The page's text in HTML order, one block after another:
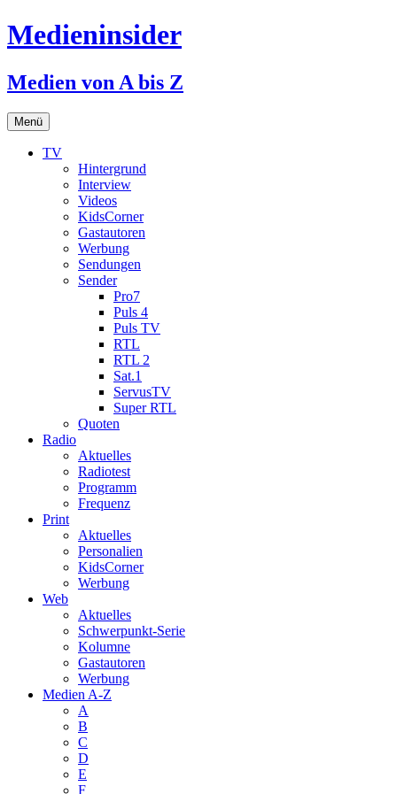
Medieninsider
Medien von A bis Z
Menü Zum
Inhalt
springen
TV
Hintergrund
Interview
Videos
KidsCorner
Gastautoren
Werbung
Sendungen
Sender
Pro7
Puls 4
Puls TV
RTL
RTL 2
Sat.1
ServusTV
Super RTL
Quoten
Radio
Aktuelles
Radiotest
Programm
Frequenz
Print
Aktuelles
Personalien
KidsCorner
Werbung
Web
Aktuelles
Schwerpunkt-Serie
Kolumne
Gastautoren
Werbung
Medien A-Z
A
B
C
D
E
F